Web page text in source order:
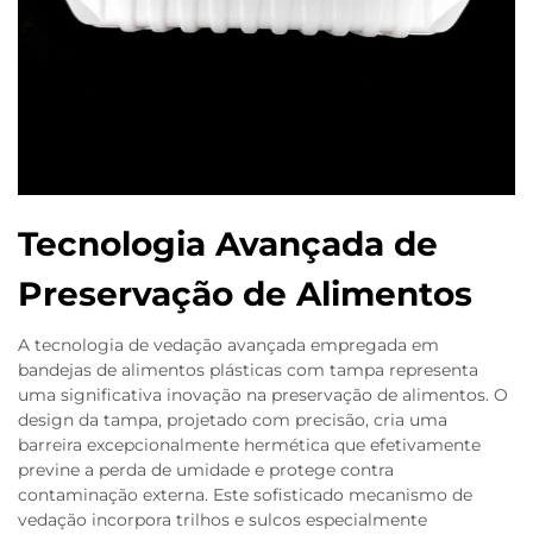
Tecnologia Avançada de
Preservação de Alimentos
A tecnologia de vedação avançada empregada em
bandejas de alimentos plásticas com tampa representa
uma significativa inovação na preservação de alimentos. O
design da tampa, projetado com precisão, cria uma
barreira excepcionalmente hermética que efetivamente
previne a perda de umidade e protege contra
contaminação externa. Este sofisticado mecanismo de
vedação incorpora trilhos e sulcos especialmente